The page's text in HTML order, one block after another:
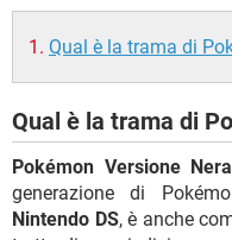
Qual è la trama di
Qual è la trama di
Pokémon Versione
generazione di
Nintendo DS, è anche